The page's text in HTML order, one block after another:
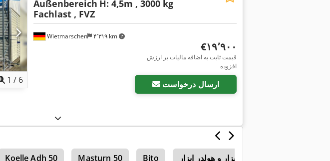
1 / 6
Wietmarschen ۴٬۳۱۹ km
Außenbereich H: 4,5m , 3000 kg
Fachlast , FVZ
‎€۱۹٬۹۰۰
قیمت ثابت به اضافه مالیات بر ارزش
افزوده
ارسال درخواست
Koelle Adh 50 Masturn 50 Bito نگهدارنده ابزار و هولدر ابزار